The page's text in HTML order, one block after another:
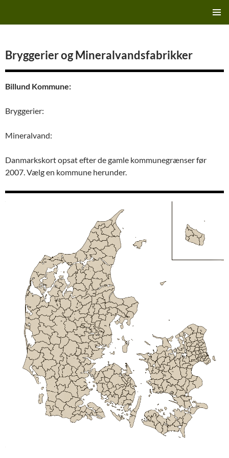
Bryggerier og Mineralvandsfabrikker
Billund Kommune:
Bryggerier:
Mineralvand:
Danmarkskort opsat efter de gamle kommunegrænser før
2007. Vælg en kommune herunder.